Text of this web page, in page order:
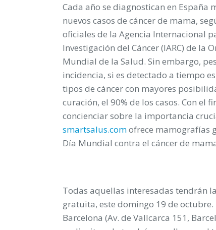
Cada año se diagnostican en España
nuevos casos de cáncer de mama,
oficiales de la Agencia Internacional
Investigación del Cáncer (IARC) de la
Mundial de la Salud. Sin embargo,
incidencia, si es detectado a tiempo
tipos de cáncer con mayores
curación, el 90% de los casos. Con el
concienciar sobre la importancia
smartsalus.comofrece mamografías
Día Mundial contra el cáncer de
Todas aquellas interesadas tendrán
gratuita, este domingo 19 de
Barcelona (Av. de Vallcarca 151,